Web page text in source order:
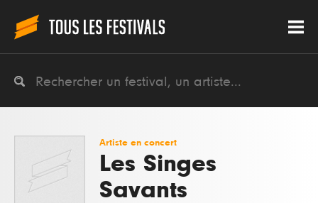
Artiste en concert
Les Singes
Savants